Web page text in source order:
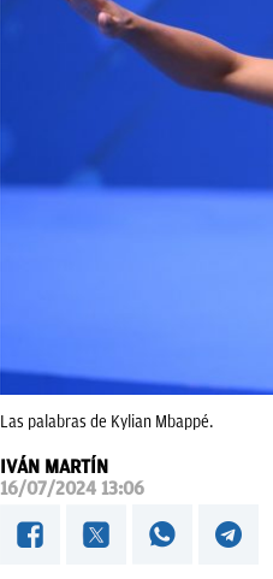
Las palabras de Kylian Mbappé.
IVÁN MARTÍN
16/07/2024 13:06